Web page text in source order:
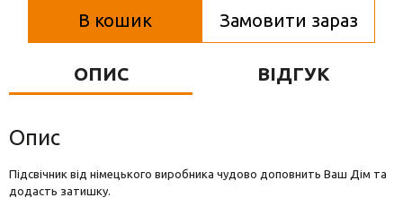
Вази для квітів
Фігурки та статуетки
В кошик Замовити зараз
ОПИС ВІДГУК
Опис
Підсвічник від німецького виробника чудово доповнить Ваш Дім та
додасть затишку.